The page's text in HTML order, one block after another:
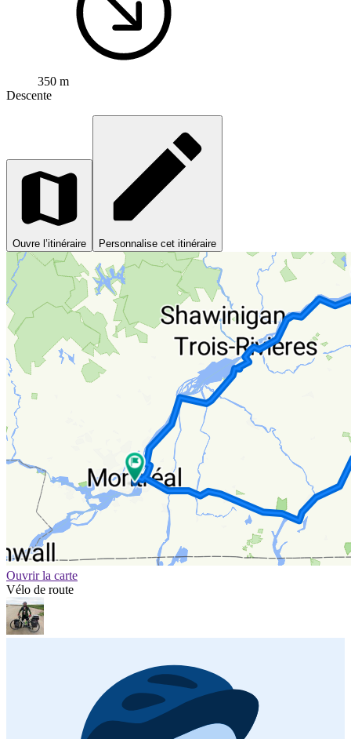
350 m
Descente
Ouvre l’itinéraire Personnalise cet itinéraire
Ouvrir la carte
Vélo de route